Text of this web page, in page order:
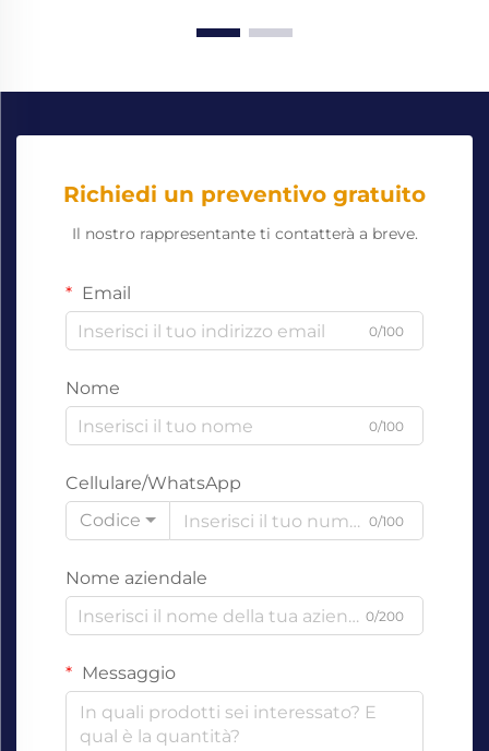
Richiedi un preventivo gratuito
Il nostro rappresentante ti contatterà a breve.
Email
0/100
Nome
0/100
Cellulare/WhatsApp
Codice
0/100
Nome aziendale
0/200
Messaggio